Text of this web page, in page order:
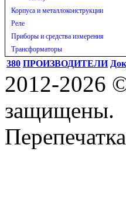
Корпуса и металлоконструкции
Реле
Приборы и средства измерения
Трансформаторы
380 ПРОИЗВОДИТЕЛИ
2012-2026
защищены.